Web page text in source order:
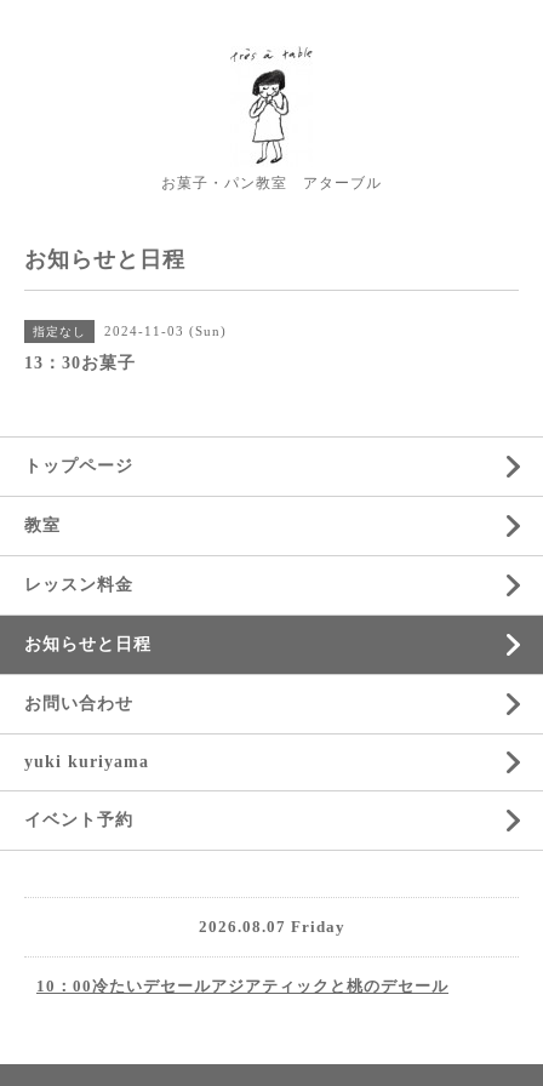
お菓子・パン教室 アターブル
お知らせと日程
指定なし 2024-11-03 (Sun)
13：30お菓子
トップページ
教室
レッスン料金
お知らせと日程
お問い合わせ
yuki kuriyama
イベント予約
2026.08.07 Friday
10：00冷たいデセールアジアティックと桃のデセール